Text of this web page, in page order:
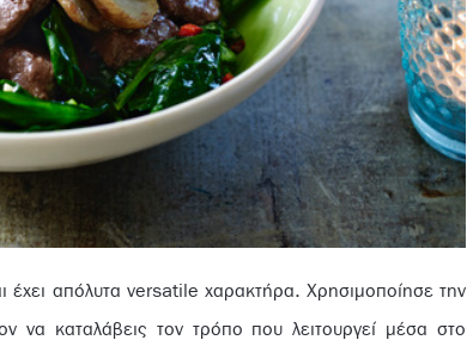
απόλυτα versatile χαρακτήρα. Χρησιμοποίησε την
να καταλάβεις τον τρόπο που λειτουργεί μέσα στο